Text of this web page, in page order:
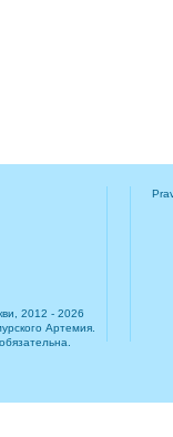
2012 - 2026
Артемия.